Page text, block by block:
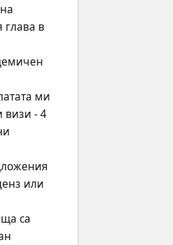
глава в
ми
визи - 4
или
са